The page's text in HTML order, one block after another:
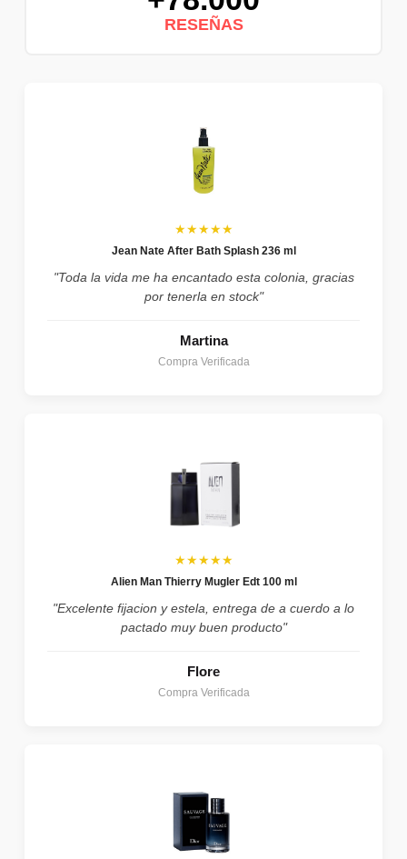
RESEÑAS
★★★★★
Jean Nate After Bath Splash 236 ml
"Toda la vida me ha encantado esta colonia, gracias
por tenerla en stock"
Martina
Compra Verificada
★★★★★
Alien Man Thierry Mugler Edt 100 ml
"Excelente fijacion y estela, entrega de a cuerdo a lo
pactado muy buen producto"
Flore
Compra Verificada